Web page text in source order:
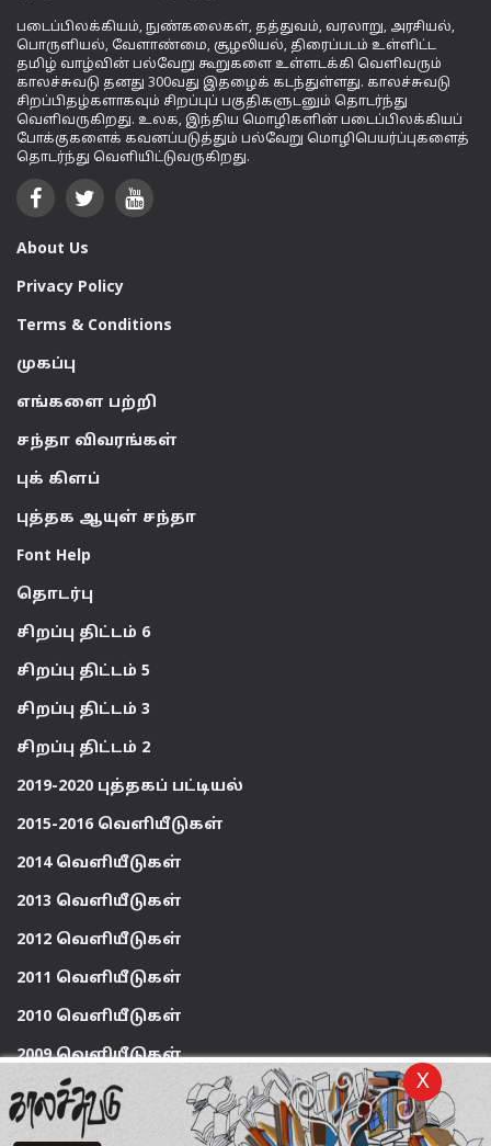
X
படைப்பிலக்கியம், நுண்கலைகள், தத்துவம், வரலாறு, அரசியல்,
பொருளியல், வேளாண்மை, சூழலியல், திரைப்படம் உள்ளிட்ட
தமிழ் வாழ்வின் பல்வேறு கூறுகளை உள்ளடக்கி வெளிவரும்
காலச்சுவடு தனது 300வது இதழைக் கடந்துள்ளது. காலச்சுவடு
சிறப்பிதழ்களாகவும் சிறப்புப் பகுதிகளுடனும் தொடர்ந்து
வெளிவருகிறது. உலக, இந்திய மொழிகளின் படைப்பிலக்கியப்
போக்குகளைக் கவனப்படுத்தும் பல்வேறு மொழிபெயர்ப்புகளைத்
தொடர்ந்து வெளியிட்டுவருகிறது.
About Us
Privacy Policy
Terms & Conditions
முகப்பு
எங்களை பற்றி
சந்தா விவரங்கள்
புக் கிளப்
புத்தக ஆயுள் சந்தா
Font Help
தொடர்பு
சிறப்பு திட்டம் 6
சிறப்பு திட்டம் 5
சிறப்பு திட்டம் 3
சிறப்பு திட்டம் 2
2019-2020 புத்தகப் பட்டியல்
2015-2016 வெளியீடுகள்
2014 வெளியீடுகள்
2013 வெளியீடுகள்
2012 வெளியீடுகள்
2011 வெளியீடுகள்
2010 வெளியீடுகள்
2009 வெளியீடுகள்
Powered By
mag2